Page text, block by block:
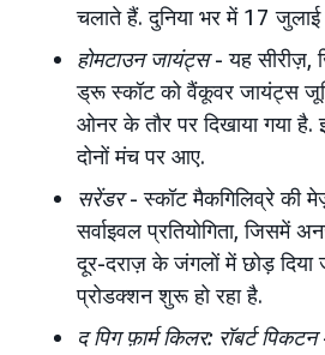
चलाते हैं. दुनिया भर में 17 जुलाई
होमटाउन जायंट्स- यह सीरीज़,
ड्रू स्कॉट को वैंकूवर जायंट्स
ओनर के तौर पर दिखाया गया है.
दोनों मंच पर आए.
सरेंडर- स्कॉट मैकगिलिव्रे की
सर्वाइवल प्रतियोगिता, जिसमें
दूर-दराज़ के जंगलों में छोड़ दिया
प्रोडक्शन शुरू हो रहा है.
द पिग फ़ार्म किलर: रॉबर्ट पिकटन